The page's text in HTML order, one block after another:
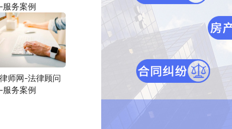
服务案例
师网-法律顾问
服务案例